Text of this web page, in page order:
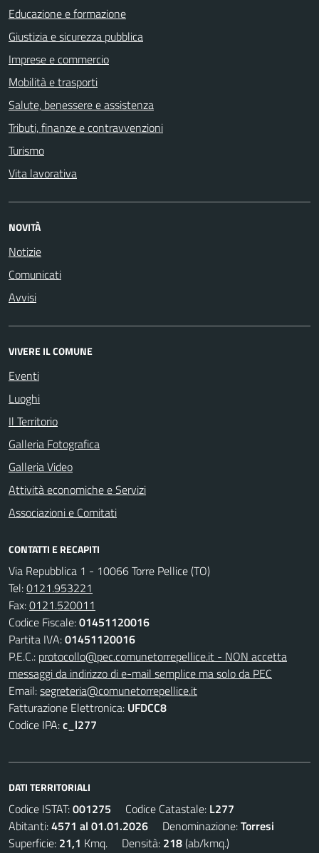
Educazione e formazione
Giustizia e sicurezza pubblica
Imprese e commercio
Mobilità e trasporti
Salute, benessere e assistenza
Tributi, finanze e contravvenzioni
Turismo
Vita lavorativa
NOVITÀ
Notizie
Comunicati
Avvisi
VIVERE IL COMUNE
Eventi
Luoghi
Il Territorio
Galleria Fotografica
Galleria Video
Attività economiche e Servizi
Associazioni e Comitati
CONTATTI E RECAPITI
Via Repubblica 1 - 10066 Torre Pellice (TO)
Tel:0121.953221
Fax:0121.520011
Codice Fiscale:01451120016
Partita IVA:01451120016
P.E.C.: protocollo@pec.comunetorrepellice.it - NON accetta
messaggi da indirizzo di e-mail semplice ma solo da PEC
Email:segreteria@comunetorrepellice.it
Fatturazione Elettronica: UFDCC8
Codice IPA:c_l277
DATI TERRITORIALI
Codice ISTAT:001275 Codice Catastale: L277
Abitanti:4571 al 01.01.2026 Denominazione:Torresi
Superficie: 21,1 Kmq. Densità: 218(ab/kmq.)